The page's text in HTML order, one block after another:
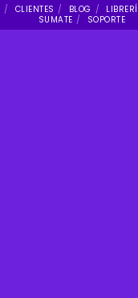
CLIENTES BLOG
SUMATE
SOPORTE